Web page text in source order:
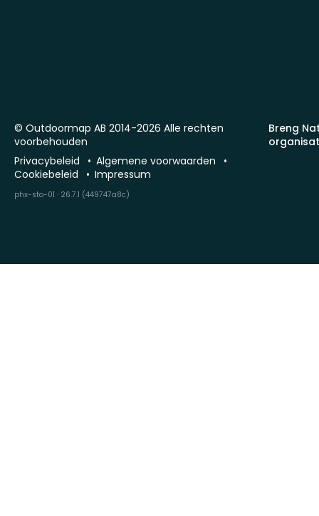
Breng
© Outdoormap AB 2014-2026 Alle rechten
voorbehouden
Privacybeleid
Algemene voorwaarden
Cookiebeleid
Impressum
phx-sto-01 · 26.7.1 (449747a8c)